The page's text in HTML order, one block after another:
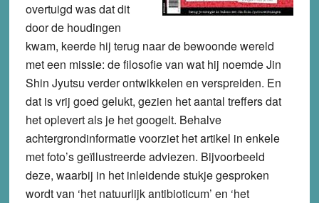
overtuigd was dat dit
door de houdingen
kwam, keerde hij terug naar de bewoonde wereld
met een missie: de filosofie van wat hij noemde Jin
Shin Jyutsu verder ontwikkelen en verspreiden. En
dat is vrij goed gelukt, gezien het aantal treffers dat
het oplevert als je het googelt. Behalve
achtergrondinformatie voorziet het artikel in enkele
met foto’s geïllustreerde adviezen. Bijvoorbeeld
deze, waarbij in het inleidende stukje gesproken
wordt van ‘het natuurlijk antibioticum’ en ‘het